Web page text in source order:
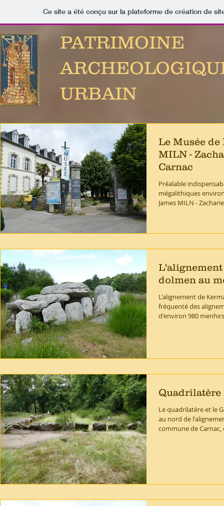
Ce site a été conçu sur la plateforme de création de
PATRIMOINE
URBAIN
Le Musée
MILN -
Carnac
Préalable
mégalithiques
James MILN -
dolmen au
L'alignement de
fréquenté des
d'environ 980
Quadrilatère
Le quadrilatère et le
au nord de
commune de Carnac,